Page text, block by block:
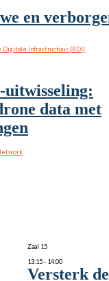
en
Digitale Infrastructuur (RDI)
uitwisseling:
data met
Zaal 15
13:15 - 14:00
Versterk de